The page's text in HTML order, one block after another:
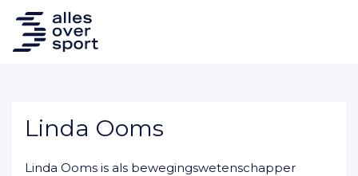
Linda Ooms
Linda Ooms is als bewegingswetenschapper